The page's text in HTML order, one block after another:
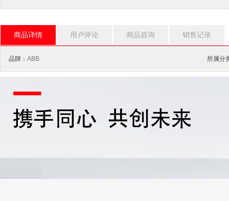
商品详情 用户评论 商品咨询 销售记录
品牌： ABB 所属分